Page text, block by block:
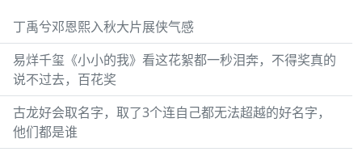
丁禹兮邓恩熙入秋大片展侠气感
易烊千玺《小小的我》看这花絮都一秒泪奔，不得奖真的
说不过去，百花奖
古龙好会取名字，取了3个连自己都无法超越的好名字，
他们都是谁